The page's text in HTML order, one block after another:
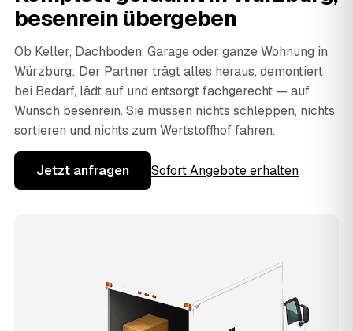
besenrein übergeben
Ob Keller, Dachboden, Garage oder ganze Wohnung in
Würzburg: Der Partner trägt alles heraus, demontiert
bei Bedarf, lädt auf und entsorgt fachgerecht — auf
Wunsch besenrein. Sie müssen nichts schleppen, nichts
sortieren und nichts zum Wertstoffhof fahren.
Jetzt anfragen Sofort Angebote erhalten